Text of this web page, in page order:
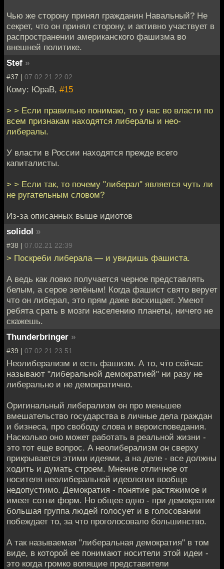
Чью же сторону принял гражданин Навальный? Не
секрет, что он принял сторону, и активно участвует в
распространении американского фашизма во
внешней политике.
Stef »
#37 | 07.02.21 22:02
Кому: ЮраВ, #15
> > Если правильно понимаю, то у нас во власти по
всем признакам находятся либералы и нео-
либералы.
У власти в России находятся прежде всего
капиталисты.
> > Если так, то почему "либерал" является чуть ли
не ругательным словом?
Из-за описанных выше идиотов
solidol »
#38 | 07.02.21 22:39
> Поскреби либерала — и увидишь фашиста.
А ведь как ловко получается черное представлять
белым, а серое зелёным! Когда фашист свято верует
что он либерал, это прям даже восхищает. Умеют
ребята срать в мозги населению планеты, ничего не
скажешь.
Thunderbringer »
#39 | 07.02.21 23:51
Неолиберализм и есть фашизм. А то, что сейчас
называют "либеральной демократией" ни разу не
либерально и не демократично.
Оригинальный либерализм он про меньшее
вмешательство государства в личные дела граждан
и бизнеса, про свободу слова и вероисповедания.
Насколько оно может работать в реальной жизни -
это тот еще вопрос. А неолиберализм он сверху
прикрывается этими идеями, а на деле - все должны
ходить и думать строем. Мнение отличное от
носителя неолиберальной идеологии вообще
недопустимо. Демократия - понятие растяжимое и
имеет сотни форм. Но общее одно - при демократии
большая группа людей голосует и в голосовании
побеждает то, за что проголосовало большинство.
А так называемая "либеральная демократия" в том
виде, в которой ее понимают носители этой идеи -
это когда громко вопящие представители